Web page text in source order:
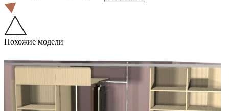
Похожие модели